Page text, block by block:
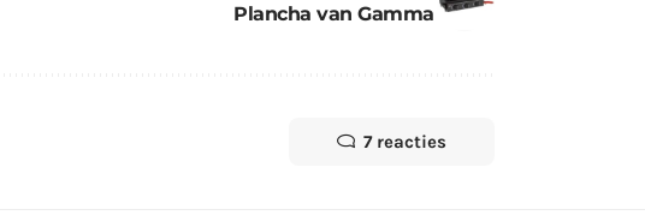
Plancha van Gamma
7 reacties